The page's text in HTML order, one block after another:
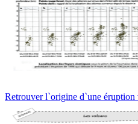
Retrouver l`origine d`une éruption